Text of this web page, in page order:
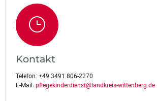
Kontakt
Telefon: +49 3491 806-2270
E-Mail: pflegekinderdienst@landkreis-wittenberg.de